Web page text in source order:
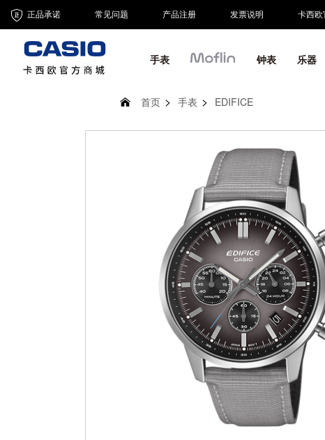
正品承诺 常见问题 产品注册 发票说明 卡西欧
手表 钟表 乐器
首页 手表 EDIFICE